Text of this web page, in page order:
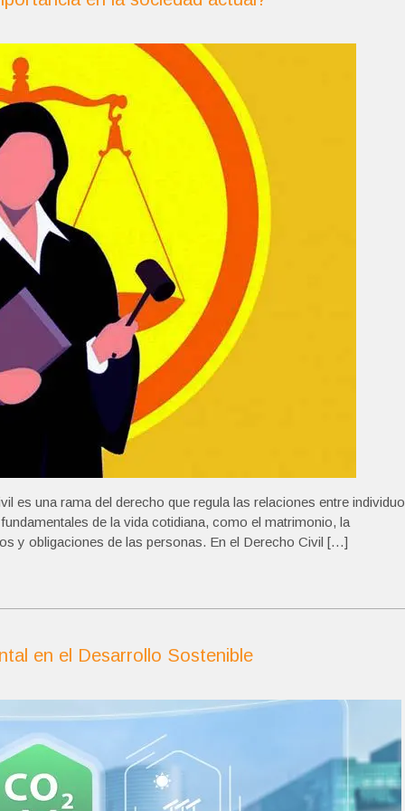
es una rama del derecho que regula las relaciones entre
de la vida cotidiana, como el matrimonio, la
y obligaciones de las personas. En el Derecho Civil […]
en el Desarrollo Sostenible